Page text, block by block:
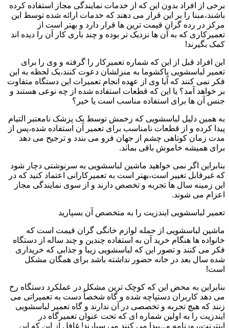
برخی از افراد بدون این که از خدمات نمایندگی مجاز استفاده کرده
باشند،مبنا را بر این قرار می دهند که خدمات ارائه شده توسط این
مرکز در رده گران قیمت ترین ها قرار دارد و بهتر است از
تعمیرکاری که به آن ها نزدیک تر بوده و چند باری کار آن را دیده اند
کمک بگیرند!
این افراد قبل از این که شماره تعمیرکار را گرفته و وی را برای
تعمیر لباسشویی پاکشوما به منزلشان دعوت کنند،یک لحظه به این
فکر نمی کنند که آیا وی از عهده انجام تعمیرات این دستگاه متفاوت
بر خواهد آمد؟ یا این که قطعات استفاده شده از چه نوعی هستند و
جنس آن ها برای استفاده مناسب است یا خیر؟
به همین دلیل لباسشویی که زخمش توسط یک پزشک نامعتبر التیام
پیدا کرده و از قطعات نامناسب برای تعمیر آن استفاده شده،پس از
مدت زمان کوتاهی چشم از جهان فرو می بندد و ترجیح می دهد
برای همیشه خاموش باقی بماند.
بنابراین اگر نمی خواهید ماشین لباسشویی به سرنوشتی دچار شود
که غیرقابل تغییر است،بهتر است به تعمیرکارانی اعتماد کنید که در
این زمینه سال ها تجربه و تخصص دارند و از سوی نمایندگی مجاز
اعزام می شوند.
تعمیر لباسشویی ایندزیت را به متخصص آن بسپارید
ماشین لباسشویی از جمله لوازم خانگی گران قیمت است که
خانواده ها هنگام خرید آن به استفاده چندین و چند ساله از دستگاه
فکر می کنند و تصور این که لباسشویی زیبا و جذابی که خریداری
شده سال بعد در خانه حضور نداشته باشد برای همگان مشکل
است!
بنابراین به محض این که کوچک ترین مشکل در عملکرد دستگاه رخ
می دهد کاربران دستپاچه شده و گاه شخصاً دست به تعمیراتی می
زنند که هیچ تجربه و تخصصی در آن ندارند و گاه تعمیر لباسشویی
ایندزیت را به اولین شماره ای که تحت عنوان تعمیرگاه در
اینترنت،روزنامه و...پیدا می کنند می سپارند! غافل از این که این